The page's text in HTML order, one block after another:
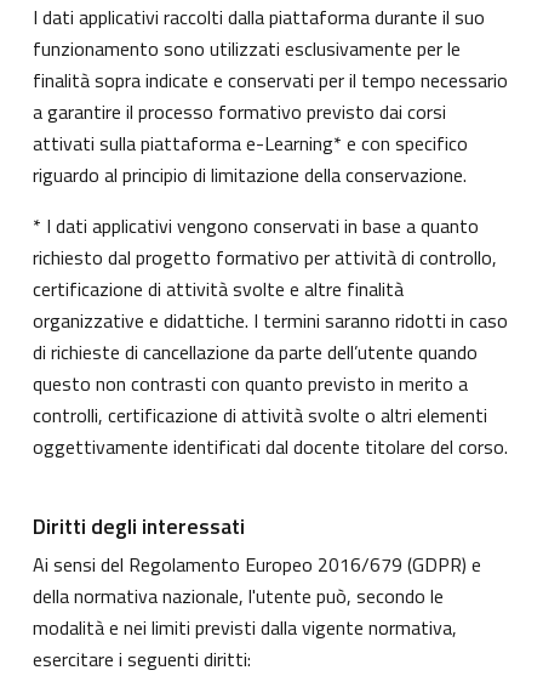
I dati applicativi raccolti dalla piattaforma durante il suo
funzionamento sono utilizzati esclusivamente per le
finalità sopra indicate e conservati per il tempo necessario
a garantire il processo formativo previsto dai corsi
attivati sulla piattaforma e-Learning* e con specifico
riguardo al principio di limitazione della conservazione.
* I dati applicativi vengono conservati in base a quanto
richiesto dal progetto formativo per attività di controllo,
certificazione di attività svolte e altre finalità
organizzative e didattiche. I termini saranno ridotti in caso
di richieste di cancellazione da parte dell’utente quando
questo non contrasti con quanto previsto in merito a
controlli, certificazione di attività svolte o altri elementi
oggettivamente identificati dal docente titolare del corso.
Diritti degli interessati
Ai sensi del Regolamento Europeo 2016/679 (GDPR) e
della normativa nazionale, l'utente può, secondo le
modalità e nei limiti previsti dalla vigente normativa,
esercitare i seguenti diritti: